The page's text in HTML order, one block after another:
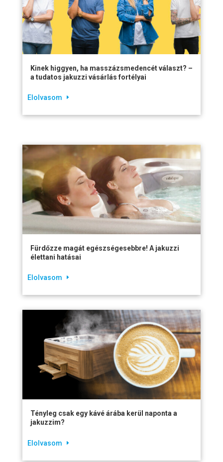
Kinek higgyen, ha masszázsmedencét választ? –
a tudatos jakuzzi vásárlás fortélyai
Elolvasom
Fürdőzze magát egészségesebbre! A jakuzzi
élettani hatásai
Elolvasom
Tényleg csak egy kávé árába kerül naponta a
jakuzzim?
Elolvasom